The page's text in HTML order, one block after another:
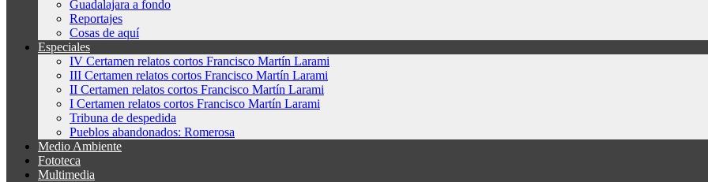
Guadalajara a fondo
Reportajes
Cosas de aquí
Especiales
IV Certamen relatos cortos Francisco Martín Larami
III Certamen relatos cortos Francisco Martín Larami
II Certamen relatos cortos Francisco Martín Larami
I Certamen relatos cortos Francisco Martín Larami
Tribuna de despedida
Pueblos abandonados: Romerosa
Medio Ambiente
Fototeca
Multimedia